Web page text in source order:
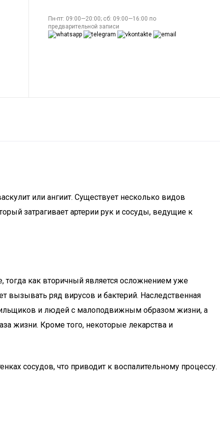
Пн-пт: 09:00—20:00; сб: 09:00—16:00 по
предварительной записи
или ангиит. Существует несколько видов
затрагивает артерии рук и сосуды, ведущие к
тогда как вторичный является осложнением уже
вызывать ряд вирусов и бактерий. Наследственная
и людей с малоподвижным образом жизни, а
жизни. Кроме того, некоторые лекарства и
сосудов, что приводит к воспалительному процессу.